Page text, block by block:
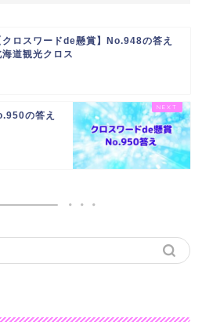
クロスワードde懸賞】No.948の答え
海道観光クロス
の答え